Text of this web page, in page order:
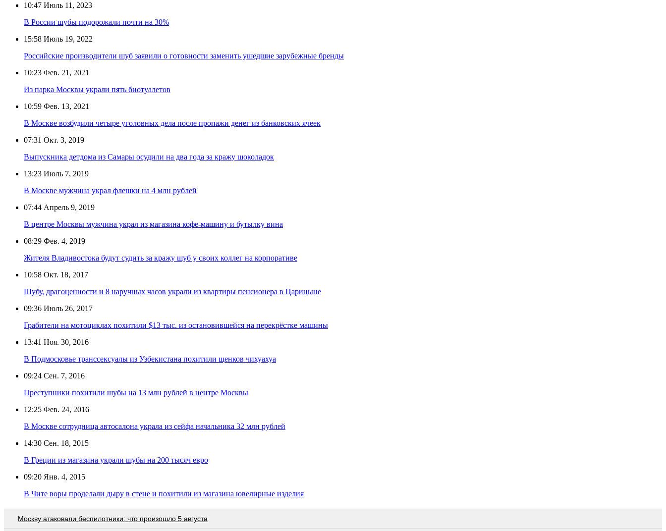
10:47 Июль 11, 2023
В России шубы подорожали почти на 30%
15:58 Июль 19, 2022
Российские производители шуб заявили о готовности заменить ушедшие зарубежные бренды
10:23 Фев. 21, 2021
Из парка Москвы украли пять биотуалетов
10:59 Фев. 13, 2021
В Москве возбудили четыре уголовных дела после пропажи денег из банковских ячеек
07:31 Окт. 3, 2019
Выпускника детдома из Самары осудили на два года за кражу шоколадок
13:23 Июль 7, 2019
В Москве мужчина украл флешки на 4 млн рублей
07:44 Апрель 9, 2019
В центре Москвы мужчина украл из магазина кофе-машину и бутылку вина
08:29 Фев. 4, 2019
Жителя Владивостока будут судить за кражу шуб у своих коллег на корпоративе
10:58 Окт. 18, 2017
Шубу, драгоценности и 8 наручных часов украли из квартиры пенсионера в Царицыне
09:36 Июль 26, 2017
Грабители на мотоциклах похитили $13 тыс. из остановившейся на перекрёстке машины
13:41 Ноя. 30, 2016
В Подмосковье транссексуалы из Узбекистана похитили щенков чихуахуа
09:24 Сен. 7, 2016
Преступники похитили шубы на 13 млн рублей в центре Москвы
12:25 Фев. 24, 2016
В Москве сотрудница автосалона украла из сейфа начальника 32 млн рублей
14:30 Сен. 18, 2015
В Греции из магазина украли шубы на 200 тысяч евро
09:20 Янв. 4, 2015
В Чите воры проделали дыру в стене и похитили из магазина ювелирные изделия
Москву атаковали беспилотники: что произошло 5 августа